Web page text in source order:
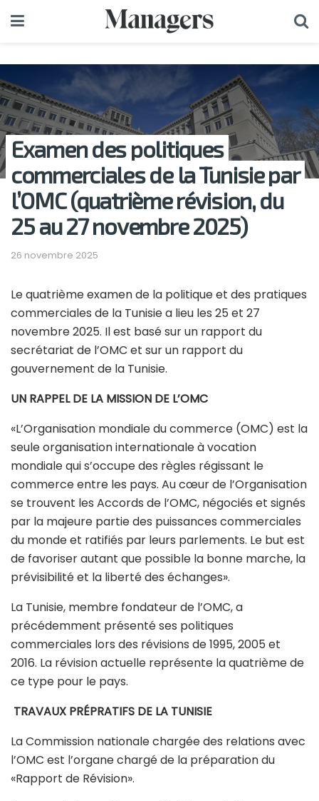
Examen des politiques
commerciales de la Tunisie par
l’OMC (quatrième révision, du
25 au 27 novembre 2025)
26 novembre 2025
Le quatrième examen de la politique et des pratiques
commerciales de la Tunisie a lieu les 25 et 27
novembre 2025. Il est basé sur un rapport du
secrétariat de l’OMC et sur un rapport du
gouvernement de la Tunisie.
UN RAPPEL DE LA MISSION DE L’OMC
«L’Organisation mondiale du commerce (OMC) est la
seule organisation internationale à vocation
mondiale qui s’occupe des règles régissant le
commerce entre les pays. Au cœur de l’Organisation
se trouvent les Accords de l’OMC, négociés et signés
par la majeure partie des puissances commerciales
du monde et ratifiés par leurs parlements. Le but est
de favoriser autant que possible la bonne marche, la
prévisibilité et la liberté des échanges».
La Tunisie, membre fondateur de l’OMC, a
précédemment présenté ses politiques
commerciales lors des révisions de 1995, 2005 et
2016. La révision actuelle représente la quatrième de
ce type pour le pays.
TRAVAUX PRÉPRATIFS DE LA TUNISIE
La Commission nationale chargée des relations avec
l’OMC est l’organe chargé de la préparation du
«Rapport de Révision».